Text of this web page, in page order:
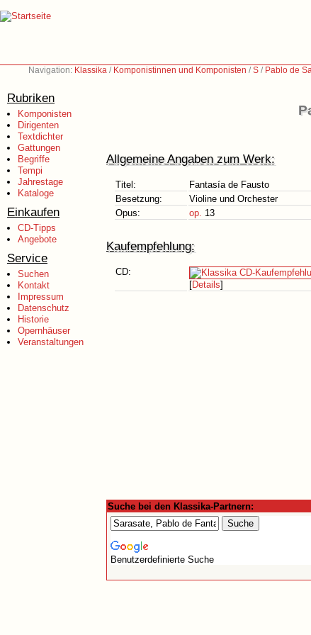
Navigation: Klassika / Komponistinnen und Komponisten /S / Pablo de
Rubriken
Komponisten
Dirigenten
Textdichter
Gattungen
Begriffe
Tempi
Jahrestage
Kataloge
Einkaufen
CD-Tipps
Angebote
Service
Suchen
Kontakt
Impressum
Datenschutz
Historie
Opernhäuser
Veranstaltungen
Allgemeine Angaben zum Werk:
Titel:
Fantasía de Fausto
Besetzung:
Violine und Orchester
Opus:
op. 13
Kaufempfehlung:
CD:
[Details]
Suche bei den Klassika-Partnern:
Benutzerdefinierte Suche